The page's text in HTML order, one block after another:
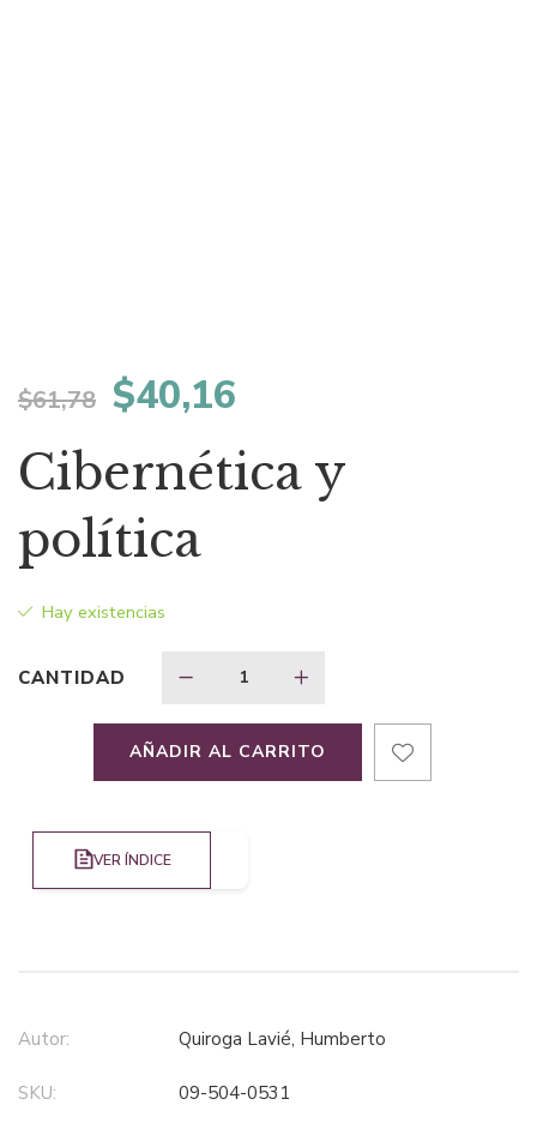
$61,78 El
precio
original
era:
$61,78.
$40,16
precio
actual
Cibernética y
política
Hay existencias
CANTIDAD
AÑADIR AL CARRITO
VER ÍNDICE
Autor: Quiroga Lavié, Humberto
SKU: 09-504-0531